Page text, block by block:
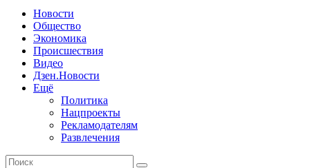
Новости
Общество
Экономика
Происшествия
Видео
Дзен.Новости
Ещё
Политика
Нацпроекты
Рекламодателям
Развлечения